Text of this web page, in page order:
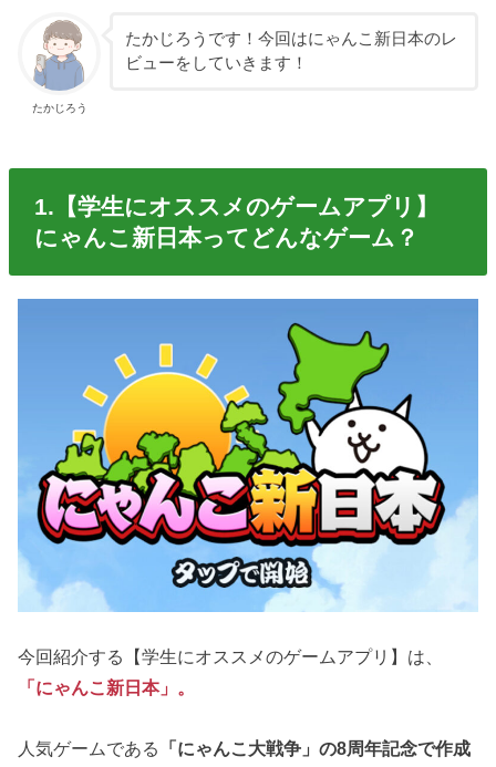
たかじろう
たかじろうです！今回はにゃんこ新日本のレ
ビューをしていきます！
1.【学生にオススメのゲームアプリ】
にゃんこ新日本ってどんなゲーム？
今回紹介する【学生にオススメのゲームアプリ】は、
「にゃんこ新日本」 。
人気ゲームである
「にゃんこ大戦争」の8周年記念で作成